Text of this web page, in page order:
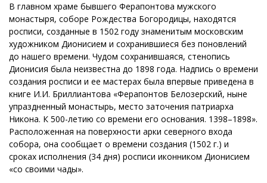
В главном храме бывшего Ферапонтова мужского
монастыря, соборе Рождества Богородицы, находятся
росписи, созданные в 1502 году знаменитым московским
художником Дионисием и сохранившиеся без поновлений
до нашего времени. Чудом сохранившаяся, стенопись
Дионисия была неизвестна до 1898 года. Надпись о времени
создания росписи и ее мастерах была впервые приведена в
книге И.И. Бриллиантова «Ферапонтов Белозерский, ныне
упраздненный монастырь, место заточения патриарха
Никона. К 500-летию со времени его основания. 1398–1898».
Расположенная на поверхности арки северного входа
собора, она сообщает о времени создания (1502 г.) и
сроках исполнения (34 дня) росписи иконником Дионисием
«со своими чады».